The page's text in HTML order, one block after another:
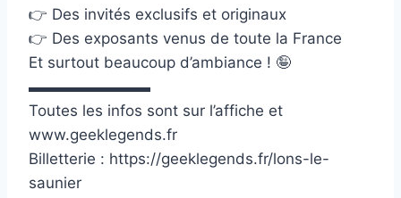
👉 Des invités exclusifs et originaux
👉 Des exposants venus de toute la France
Et surtout beaucoup d’ambiance ! 🤪
▬▬▬▬▬▬▬▬
Toutes les infos sont sur l’affiche et
www.geeklegends.fr
Billetterie : https://geeklegends.fr/lons-le-
saunier